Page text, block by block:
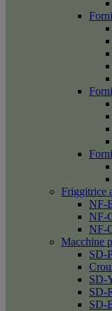
Friggitrice
NF-
NF-
NF-
Macchine
SD-
SD-
SD-
SD-